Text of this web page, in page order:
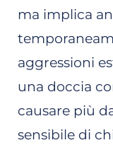
ma implica
aggressioni
una doccia
causare più
sensibile di